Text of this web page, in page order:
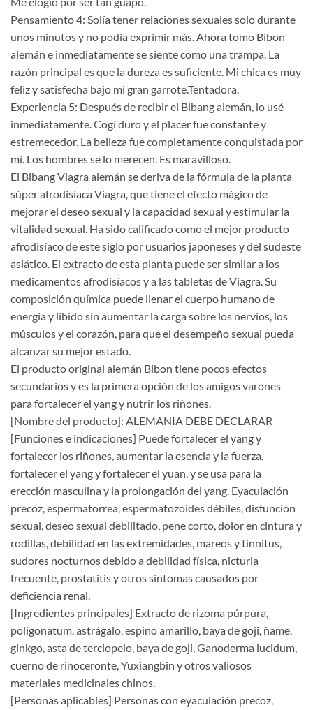
Pensamiento 4: Solía ​​​​tener relaciones sexuales solo durante
unos minutos y no podía exprimir más. Ahora tomo Bibon
alemán e inmediatamente se siente como una trampa. La
razón principal es que la dureza es suficiente. Mi chica es muy
feliz y satisfecha bajo mi gran garrote.Tentadora.
Experiencia 5: Después de recibir el Bibang alemán, lo usé
inmediatamente. Cogí duro y el placer fue constante y
estremecedor. La belleza fue completamente conquistada por
mí. Los hombres se lo merecen. Es maravilloso.
El Bibang Viagra alemán se deriva de la fórmula de la planta
súper afrodisíaca Viagra, que tiene el efecto mágico de
mejorar el deseo sexual y la capacidad sexual y estimular la
vitalidad sexual. Ha sido calificado como el mejor producto
afrodisíaco de este siglo por usuarios japoneses y del sudeste
asiático. El extracto de esta planta puede ser similar a los
medicamentos afrodisíacos y a las tabletas de Viagra. Su
composición química puede llenar el cuerpo humano de
energía y libido sin aumentar la carga sobre los nervios, los
músculos y el corazón, para que el desempeño sexual pueda
alcanzar su mejor estado.
El producto original alemán Bibon tiene pocos efectos
secundarios y es la primera opción de los amigos varones
para fortalecer el yang y nutrir los riñones.
[Nombre del producto]: ALEMANIA DEBE DECLARAR
[Funciones e indicaciones] Puede fortalecer el yang y
fortalecer los riñones, aumentar la esencia y la fuerza,
fortalecer el yang y fortalecer el yuan, y se usa para la
erección masculina y la prolongación del yang. Eyaculación
precoz, espermatorrea, espermatozoides débiles, disfunción
sexual, deseo sexual debilitado, pene corto, dolor en cintura y
rodillas, debilidad en las extremidades, mareos y tinnitus,
sudores nocturnos debido a debilidad física, nicturia
frecuente, prostatitis y otros síntomas causados ​​por
deficiencia renal.
[Ingredientes principales] Extracto de rizoma púrpura,
poligonatum, astrágalo, espino amarillo, baya de goji, ñame,
ginkgo, asta de terciopelo, baya de goji, Ganoderma lucidum,
cuerno de rinoceronte, Yuxiangbin y otros valiosos
materiales medicinales chinos.
[Personas aplicables] Personas con eyaculación precoz,